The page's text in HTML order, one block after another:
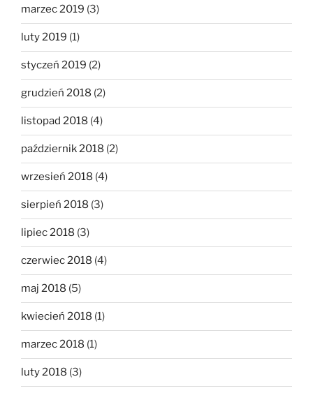
marzec 2019 (3)
luty 2019 (1)
styczeń 2019 (2)
grudzień 2018 (2)
listopad 2018 (4)
październik 2018 (2)
wrzesień 2018 (4)
sierpień 2018 (3)
lipiec 2018 (3)
czerwiec 2018 (4)
maj 2018 (5)
kwiecień 2018 (1)
marzec 2018 (1)
luty 2018 (3)